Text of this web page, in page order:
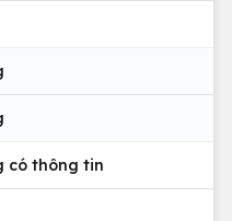
có thông tin